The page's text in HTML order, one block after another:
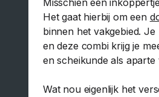
Misschien een
Het gaat hierbij om een
binnen het vakgebied.
en deze combi krijg je
en scheikunde als
Wat nou eigenlijk het